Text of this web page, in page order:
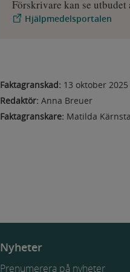
Förskrivare kan se utbudet
Hjälpmedelsportalen
Faktagranskad: 13 oktober 2025
Redaktör: Anna Breuer
Faktagranskare: Matilda
Nyheter
Prenumerera på nyheter